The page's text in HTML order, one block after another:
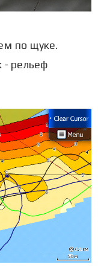
по щуке.
- рельеф